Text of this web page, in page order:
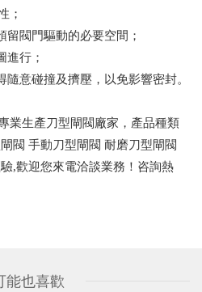
；
留閥門驅動的必要空間；
進行；
意碰撞及擠壓，以免影響密封。
業生產刀型閘閥廠家，產品種類
閥 手動刀型閘閥 耐磨刀型閘閥
,歡迎您來電洽談業務！咨詢熱
能也喜歡